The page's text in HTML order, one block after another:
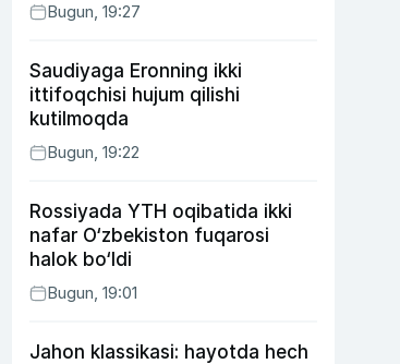
Bugun, 19:27
Saudiyaga Eronning ikki
ittifoqchisi hujum qilishi
kutilmoqda
Bugun, 19:22
Rossiyada YTH oqibatida ikki
nafar O‘zbekiston fuqarosi
halok bo‘ldi
Bugun, 19:01
Jahon klassikasi: hayotda hech